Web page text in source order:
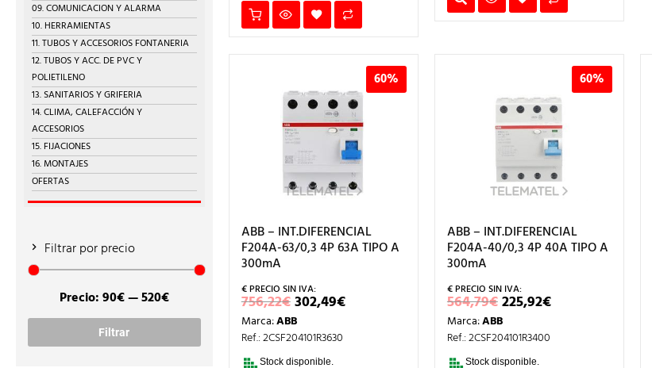
60%
ABB – INT.DIFERENCIAL
F204A-63/0,3 4P 63A TIPO A
300mA
756,22€EL
PRECIO
ORIGINAL
ERA:
756,22€.
302,49€EL
PRECIO
Marca:ABB
Ref.: 2CSF204101R3630
Stock disponible.
60%
ABB – INT.DIFERENCIAL
F204A-40/0,3 4P 40A TIPO A
300mA
564,79€EL
PRECIO
ORIGINAL
ERA:
564,79€.
225,92€EL
PRECIO
Marca:ABB
Ref.: 2CSF204101R3400
Stock disponible.
09. COMUNICACION Y ALARMA
10. HERRAMIENTAS
11. TUBOS Y ACCESORIOS FONTANERIA
12. TUBOS Y ACC. DE PVC Y
POLIETILENO
13. SANITARIOS Y GRIFERIA
14. CLIMA, CALEFACCIÓN Y
ACCESORIOS
15. FIJACIONES
16. MONTAJES
OFERTAS
Filtrar por precio
Filtrar
Precio:90€—520€